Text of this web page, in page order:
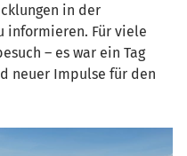
in der
informieren. Für viele
– es war ein Tag
neuer Impulse für den